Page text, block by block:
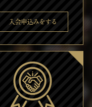
入会申込みをする